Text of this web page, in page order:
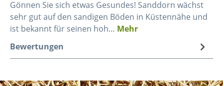
Gönnen Sie sich etwas Gesundes! Sanddorn wächst
sehr gut auf den sandigen Böden in Küstennähe und
ist bekannt für seinen hoh… Mehr
Bewertungen